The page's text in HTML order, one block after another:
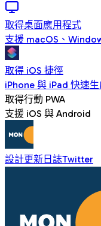
取得桌面應用程式
支援 macOS、
取得 iOS 捷徑
iPhone 與 iPad 快速
取得行動 PWA
支援 iOS 與 Android
設計更新日誌Twitter